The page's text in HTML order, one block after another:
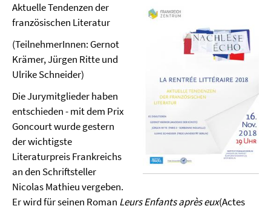
Aktuelle Tendenzen der
französischen Literatur
(TeilnehmerInnen: Gernot
Krämer, Jürgen Ritte und
Ulrike Schneider)
Die Jurymitglieder haben
entschieden - mit dem Prix
Goncourt wurde gestern
der wichtigste
Literaturpreis Frankreichs
an den Schriftsteller
Nicolas Mathieu vergeben.
Er wird für seinen Roman Leurs Enfants après eux(Actes